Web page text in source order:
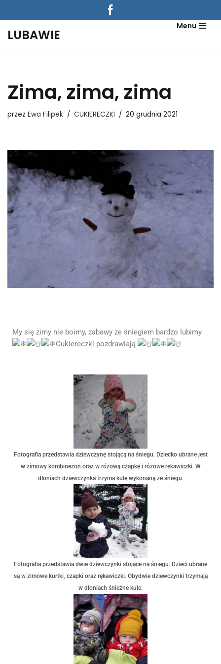
do
ŻŁOBEK MIEJSKI W
LUBAWIE
Menu
Zima, zima, zima
przez Ewa Filipek CUKIERECZKI 20 grudnia 2021
My się zimy nie boimy, zabawy ze śniegiem bardzo lubimy
Cukiereczki pozdrawiają
Fotografia przedstawia dziewczynę stojącą na śniegu. Dziecko ubrane jest
w zimowy kombinezon oraz w różową czapkę i różowe rękawiczki. W
dłoniach dziewczynka trzyma kulę wykonaną ze śniegu.
Fotografia przedstawia dwie dziewczynki stojące na śniegu. Dzieci ubrane
są w zimowe kurtki, czapki oraz rękawiczki. Obydwie dziewczynki trzymają
w dłoniach śnieżne kule.